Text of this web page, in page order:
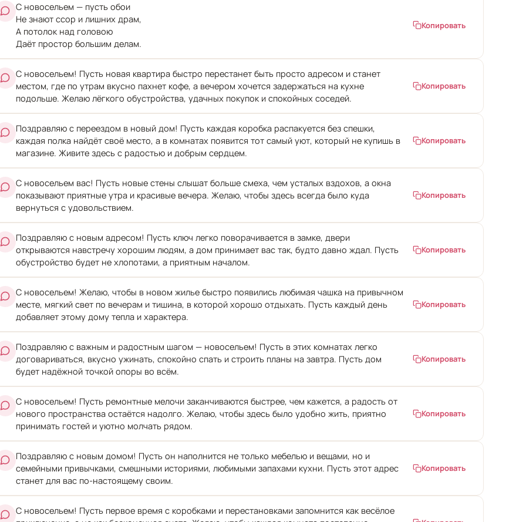
С новосельем — пусть обои
Не знают ссор и лишних драм,
А потолок над головою
Даёт простор большим делам.
Копировать
С новосельем! Пусть новая квартира быстро перестанет быть просто адресом и станет
местом, где по утрам вкусно пахнет кофе, а вечером хочется задержаться на кухне
подольше. Желаю лёгкого обустройства, удачных покупок и спокойных соседей.
Копировать
Поздравляю с переездом в новый дом! Пусть каждая коробка распакуется без спешки,
каждая полка найдёт своё место, а в комнатах появится тот самый уют, который не купишь в
магазине. Живите здесь с радостью и добрым сердцем.
Копировать
С новосельем вас! Пусть новые стены слышат больше смеха, чем усталых вздохов, а окна
показывают приятные утра и красивые вечера. Желаю, чтобы здесь всегда было куда
вернуться с удовольствием.
Копировать
Поздравляю с новым адресом! Пусть ключ легко поворачивается в замке, двери
открываются навстречу хорошим людям, а дом принимает вас так, будто давно ждал. Пусть
обустройство будет не хлопотами, а приятным началом.
Копировать
С новосельем! Желаю, чтобы в новом жилье быстро появились любимая чашка на привычном
месте, мягкий свет по вечерам и тишина, в которой хорошо отдыхать. Пусть каждый день
добавляет этому дому тепла и характера.
Копировать
Поздравляю с важным и радостным шагом — новосельем! Пусть в этих комнатах легко
договариваться, вкусно ужинать, спокойно спать и строить планы на завтра. Пусть дом
будет надёжной точкой опоры во всём.
Копировать
С новосельем! Пусть ремонтные мелочи заканчиваются быстрее, чем кажется, а радость от
нового пространства остаётся надолго. Желаю, чтобы здесь было удобно жить, приятно
принимать гостей и уютно молчать рядом.
Копировать
Поздравляю с новым домом! Пусть он наполнится не только мебелью и вещами, но и
семейными привычками, смешными историями, любимыми запахами кухни. Пусть этот адрес
станет для вас по-настоящему своим.
Копировать
С новосельем! Пусть первое время с коробками и перестановками запомнится как весёлое